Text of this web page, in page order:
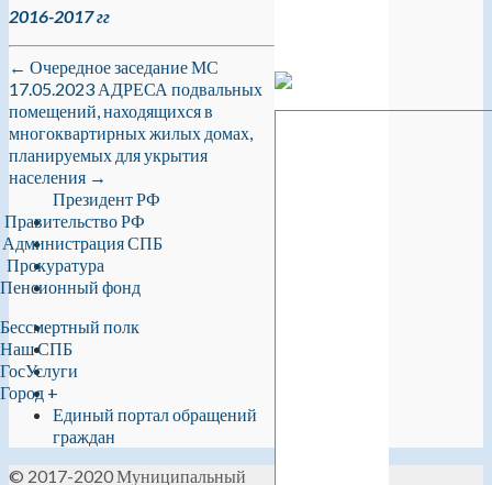
2016-2017 гг
← Очередное заседание МС
17.05.2023 АДРЕСА подвальных
помещений, находящихся в
многоквартирных жилых домах,
планируемых для укрытия
населения →
Президент РФ
Правительство РФ
Администрация СПБ
Прокуратура
Пенсионный фонд
Бессмертный полк
Наш СПБ
ГосУслуги
Город +
Единый портал обращений
граждан
© 2017-2020 Муниципальный